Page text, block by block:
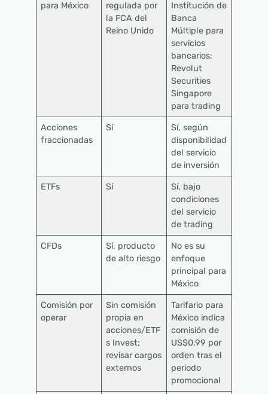
para México
regulada por
la FCA del
Reino Unido
Institución de
Banca
Múltiple para
servicios
bancarios;
Revolut
Securities
Singapore
para trading
Acciones
fraccionadas
Sí
Sí, según
disponibilidad
del servicio
de inversión
ETFs Sí
Sí, bajo
condiciones
del servicio
de trading
CFDs
Sí, producto
de alto riesgo
No es su
enfoque
principal para
México
Comisión por
operar
Sin comisión
propia en
acciones/ETF
s Invest;
revisar cargos
externos
Tarifario para
México indica
comisión de
US$0.99 por
orden tras el
periodo
promocional